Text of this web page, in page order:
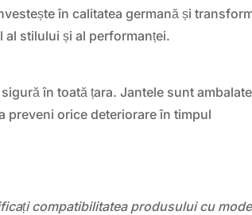
în calitatea germană și
al stilului și al performanței.
în toată țara. Jantele sunt ambalate
preveni orice deteriorare în timpul
compatibilitatea produsului cu